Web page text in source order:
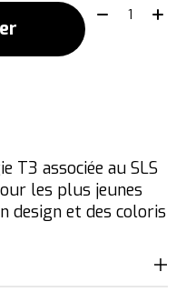
Quantité:
T3 associée au SLS
les plus jeunes
design et des coloris
out of